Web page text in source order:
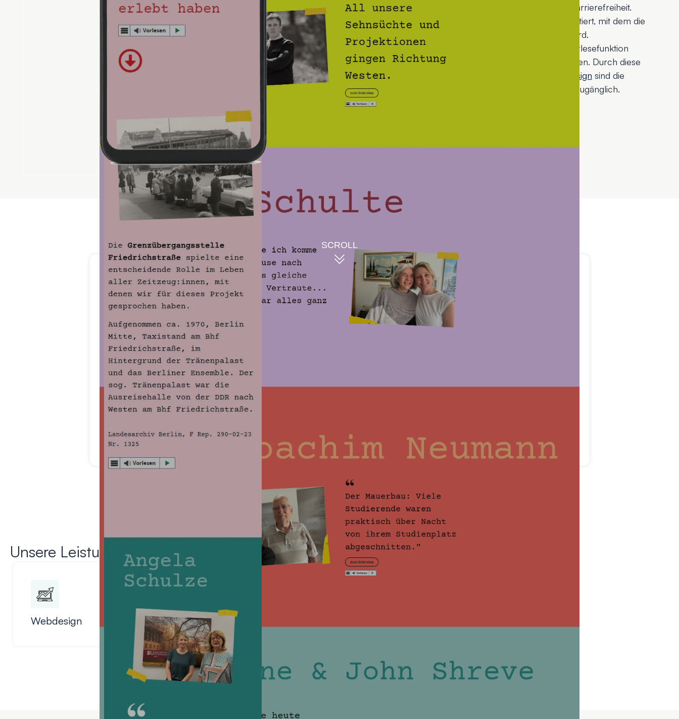
SCROLL
Das Projekt wünschte sich einige Besonderheiten für die Barrierefreiheit.
Deshalb haben wir einen Kontrast-Switch-Button implementiert, mit dem die
Seite für bessere Lesbarkeit in Schwarz-Weiß dargestellt wird.
Websitebesucher können die Interviews außerdem per Vorlesefunktion
wiedergeben sowie die Inhalte in einfacher Sprache anzeigen. Durch diese
Features zur
Barrierefreiheit mit einem WordPress-Webdesign sind die
Interviews für Menschen mit Sehbeeinträchtigung leichter zugänglich.
Das sagt der Kunde
Da wir mit Öffentlichen Mitteln gearbeitet haben, war der finanzielle Rahmen absolut fest gesteckt und nicht
anpassbar. Preisabsprachen mit Herr Stockmann waren absolut fair und wir hatten zu keiner Zeit das Gefühl, dass
hier versucht wird noch zusätzlich etwas „herauszuholen“.
Herr Stockmann gab oft individuellen Input und Hinweise zu Verbesserungen oder Optimierungen.
Die Absprachen und die Projektplanung per Mail erfolgten absolut zuverlässig und stets nah am Kunden.
Vereinbarte Zeiten/ Deadlines wurden immer eingehalten, konstante Informationsschleife. Wir fühlten uns
Auch unsere persönlichen Vorstellung vom Aufbau und der Aufmachung wurden zu 100 Prozent wie gewünscht
und vor allem immer überaus zeitnah umgesetzt! Wir empfehlen die
CAROLINE JACOBI | DRÜBEN! …UND DANN?
Unsere Leistungen
Webdesign